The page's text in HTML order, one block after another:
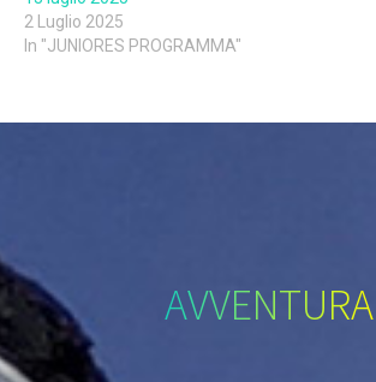
2 Luglio 2025
In "JUNIORES PROGRAMMA"
AVVENTURA